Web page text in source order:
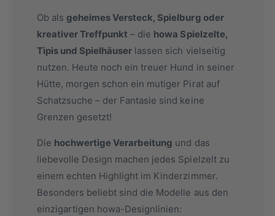
Ob als geheimes Versteck, Spielburg oder
kreativer Treffpunkt – die howa Spielzelte,
Tipis und Spielhäuser lassen sich vielseitig
nutzen. Heute noch ein treuer Hund in seiner
Hütte, morgen schon ein mutiger Pirat auf
Schatzsuche – der Fantasie sind keine
Grenzen gesetzt!
Die hochwertige Verarbeitung und das
liebevolle Design machen jedes Spielzelt zu
einem echten Highlight im Kinderzimmer.
Besonders beliebt sind die Modelle aus den
einzigartigen howa-Designlinien: